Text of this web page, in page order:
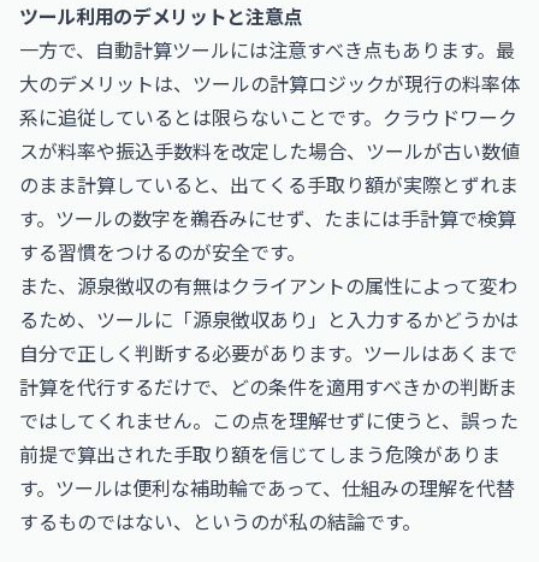
ツール利用のデメリットと注意点
一方で、自動計算ツールには注意すべき点もあります。最
大のデメリットは、ツールの計算ロジックが現行の料率体
系に追従しているとは限らないことです。クラウドワーク
スが料率や振込手数料を改定した場合、ツールが古い数値
のまま計算していると、出てくる手取り額が実際とずれま
す。ツールの数字を鵜呑みにせず、たまには手計算で検算
する習慣をつけるのが安全です。
また、源泉徴収の有無はクライアントの属性によって変わ
るため、ツールに「源泉徴収あり」と入力するかどうかは
自分で正しく判断する必要があります。ツールはあくまで
計算を代行するだけで、どの条件を適用すべきかの判断ま
ではしてくれません。この点を理解せずに使うと、誤った
前提で算出された手取り額を信じてしまう危険がありま
す。ツールは便利な補助輪であって、仕組みの理解を代替
するものではない、というのが私の結論です。